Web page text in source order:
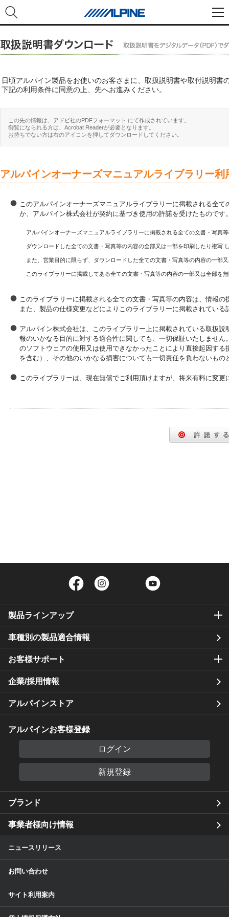
日頃アルパイン製品をお使いのお客さまに、取扱説明書や取付説明書
下記の利用条件に同意の上、先へお進みください。
この先の情報は、アドビ社のPDFフォーマット にて作成されています。
御覧になられる方は、Acrobat Readerが必要となります。
お持ちでない方は右のアイコンを押してダウンロードしてください。
アルパインオーナーズマニュアルライブラリー利
このアルパインオーナーズマニュアルライブラリーに掲載される全
か、アルパイン株式会社が契約に基づき使用の許諾を受けたもので
アルパインオーナーズマニュアルライブラリーに掲載される全ての文書・写真
ダウンロードした全ての文書・写真等の内容の全部又は一部を印刷したり複写
また、営業目的に限らず、ダウンロードした全ての文書・写真等の内容の一
このライブラリーに掲載してある全ての文書・写真等の内容の一部又は全部を
このライブラリーに掲載される全ての文書・写真等の内容は、情報
また、製品の仕様変更などによりこのライブラリーに掲載されてい
アルパイン株式会社は、このライブラリー上に掲載されている取扱
報のいかなる目的に対する適合性に関しても、一切保証いたしませ
のソフトウェアの使用又は使用できなかったことにより直接起因す
を含む）、その他のいかなる損害についても一切責任を負わないもの
このライブラリーは、現在無償でご利用頂けますが、将来有料に変
Facebook Twitter
製品ラインアップ
車種別の製品適合情報
お客様サポート
企業/採用情報
アルパインストア
アルパインお客様登録
ログイン
新規登録
ブランド
事業者様向け情報
ニュースリリース
お問い合わせ
サイト利用案内